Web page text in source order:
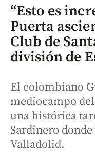
“Esto es
Puerta
Club de
división de
El colombiano
mediocampo
una histórica
Sardinero
Valladolid.